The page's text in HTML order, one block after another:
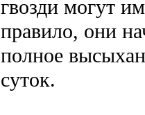
гвозди могут
правило, они
полное
суток.